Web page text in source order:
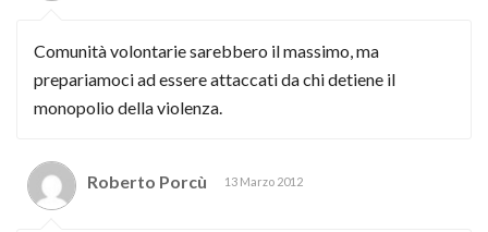
Comunità volontarie sarebbero il massimo, ma
prepariamoci ad essere attaccati da chi detiene il
monopolio della violenza.
Roberto Porcù 13 Marzo 2012